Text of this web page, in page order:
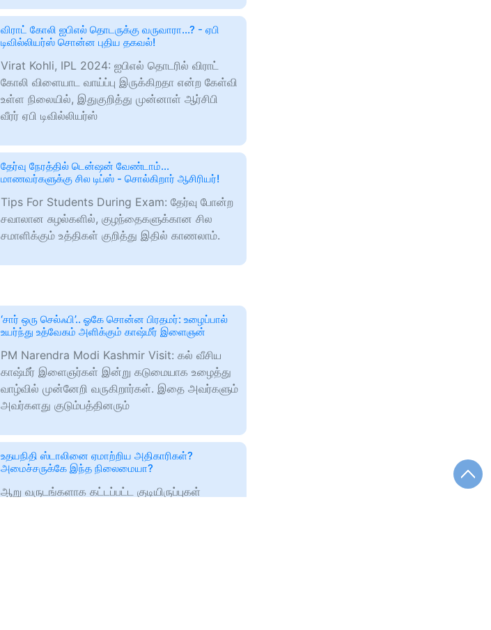
விராட் கோலி ஐபிஎல் தொடருக்கு வருவாரா...? - ஏபி
டிவில்லியர்ஸ் சொன்ன புதிய தகவல்!
Virat Kohli, IPL 2024: ஐபிஎல் தொடரில் விராட்
கோலி விளையாட வாய்ப்பு இருக்கிறதா என்ற கேள்வி
உள்ள நிலையில், இதுகுறித்து முன்னாள் ஆர்சிபி
வீரர் ஏபி டிவில்லியர்ஸ்
தேர்வு நேரத்தில் டென்ஷன் வேண்டாம்...
மாணவர்களுக்கு சில டிப்ஸ் - சொல்கிறார் ஆசிரியர்!
Tips For Students During Exam: தேர்வு போன்ற
சவாலான சுழல்களில், குழந்தைகளுக்கான சில
சமாளிக்கும் உத்திகள் குறித்து இதில் காணலாம்.
‘சார் ஒரு செல்ஃபி’.. ஓகே சொன்ன பிரதமர்: உழைப்பால்
உயர்ந்து உத்வேகம் அளிக்கும் காஷ்மீர் இளைஞன்
PM Narendra Modi Kashmir Visit: கல் வீசிய
காஷ்மீர் இளைஞர்கள் இன்று கடுமையாக உழைத்து
வாழ்வில் முன்னேறி வருகிறார்கள். இதை அவர்களும்
அவர்களது குடும்பத்தினரும்
உதயநிதி ஸ்டாலினை ஏமாற்றிய அதிகாரிகள்?
அமைச்சருக்கே இந்த நிலைமையா?
ஆறு வருடங்களாக கட்டப்பட்ட குடியிருப்புகள்